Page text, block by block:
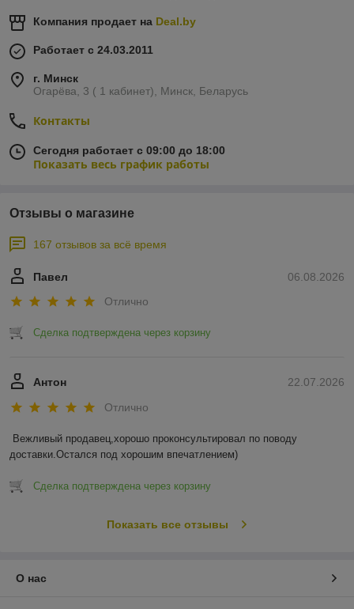
Компания продает на Deal.by
Работает с 24.03.2011
г. Минск
Огарёва, 3 ( 1 кабинет), Минск, Беларусь
Контакты
Сегодня работает с 09:00 до 18:00
Показать весь график работы
Отзывы о магазине
167 отзывов за всё время
06.08.2026
Павел
Отлично
Сделка подтверждена через корзину
22.07.2026
Антон
Отлично
Вежливый продавец,хорошо проконсультировал по поводу
доставки.Остался под хорошим впечатлением)
Сделка подтверждена через корзину
Показать все отзывы
О нас